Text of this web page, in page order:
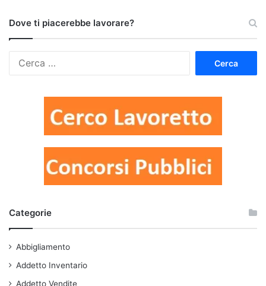
Dove ti piacerebbe lavorare?
Categorie
Abbigliamento
Addetto Inventario
Addetto Vendite